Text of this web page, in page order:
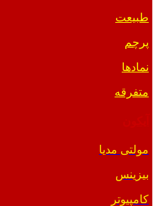
طبیعت
پرچم
نمادها
متفرقه
مولتی مدیا
بیزینس
کامپیوتر